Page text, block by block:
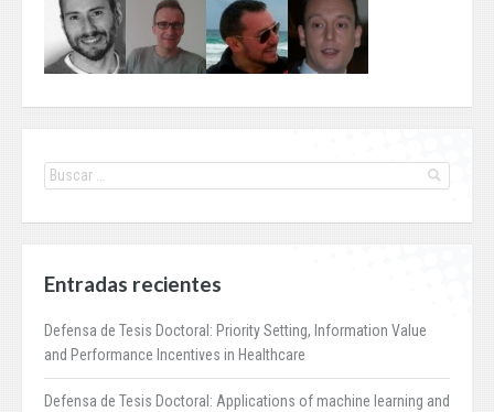
Entradas recientes
Defensa de Tesis Doctoral: Priority Setting, Information Value
and Performance Incentives in Healthcare
Defensa de Tesis Doctoral: Applications of machine learning and